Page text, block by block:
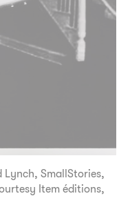
Lynch, SmallStories,
Item éditions,